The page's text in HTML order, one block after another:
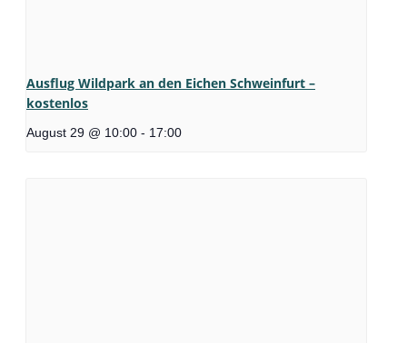
Ausflug Wildpark an den Eichen Schweinfurt –
kostenlos
August 29 @ 10:00 - 17:00